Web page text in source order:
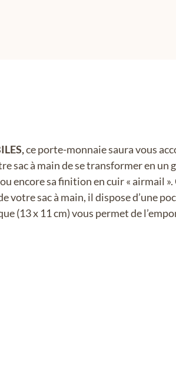
ce porte-monnaie saura vous
sac à main de se transformer en un
encore sa finition en cuir « airmail
votre sac à main, il dispose d’une
(13 x 11 cm) vous permet de